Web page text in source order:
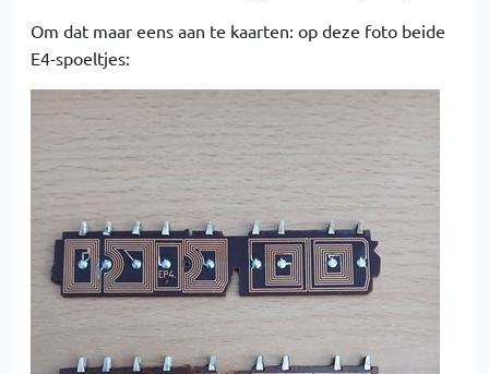
Om dat maar eens aan te kaarten: op deze foto beide
E4-spoeltjes: